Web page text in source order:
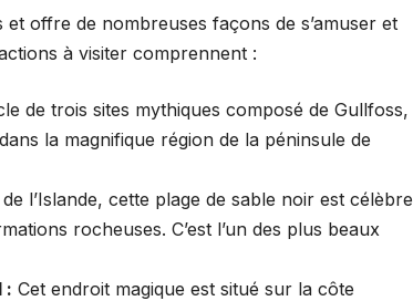
offre de nombreuses façons de s’amuser et
à visiter comprennent :
de trois sites mythiques composé de Gullfoss,
la magnifique région de la péninsule de
de l’Islande, cette plage de sable noir est célèbre
rocheuses. C’est l’un des plus beaux
: Cet endroit magique est situé sur la côte